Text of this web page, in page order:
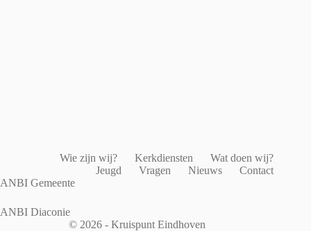
Wie zijn wij? Kerkdiensten
Wat doen wij?
Jeugd
Vragen Nieuws
Contact
ANBI Gemeente
ANBI Diaconie
© 2026 - Kruispunt Eindhoven